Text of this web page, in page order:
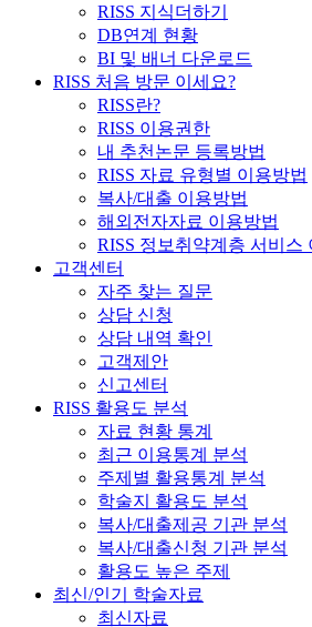
RISS 지식더하기
DB연계 현황
BI 및 배너 다운로드
RISS 처음 방문 이세요?
RISS란?
RISS 이용권한
내 추천논문 등록방법
RISS 자료 유형별 이용방법
복사/대출 이용방법
해외전자자료 이용방법
RISS 정보취약계층 서비스
고객센터
자주 찾는 질문
상담 신청
상담 내역 확인
고객제안
신고센터
RISS 활용도 분석
자료 현황 통계
최근 이용통계 분석
주제별 활용통계 분석
학술지 활용도 분석
복사/대출제공 기관 분석
복사/대출신청 기관 분석
활용도 높은 주제
최신/인기 학술자료
최신자료